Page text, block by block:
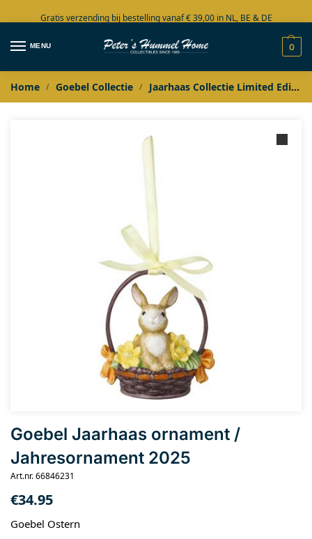
Gratis verzending bij bestelling vanaf € 39,00 in NL, BE & DE
Grote collectie in voorraad
MENU 0
Home / Goebel Collectie / Jaarhaas Collectie Limited Edition
Goebel Jaarhaas ornament /
Jahresornament 2025
Art.nr. 66846231
€34.95
Goebel Ostern